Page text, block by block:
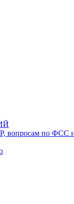
вопросам по